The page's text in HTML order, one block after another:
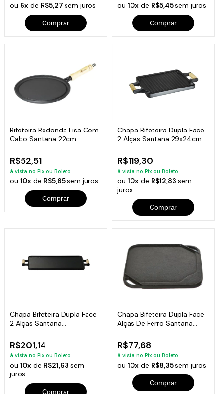
ou 6x de R$5,27sem juros
Comprar
ou 10xde R$5,45sem juros
Comprar
Bifeteira Redonda Lisa Com
Cabo Santana 22cm
R$52,51
à vista no Pix ou Boleto
ou10x de R$5,65sem juros
Comprar
Chapa Bifeteira Dupla Face
2 Alças Santana 29x24cm
R$119,30
à vista no Pix ou Boleto
ou 10xde R$12,83 sem
juros
Comprar
Chapa Bifeteira Dupla Face
2 Alças Santana
R$201,14
à vista no Pix ou Boleto
ou10x de R$21,63sem
juros
Comprar
Chapa Bifeteira Dupla Face
Alças De Ferro Santana
R$77,68
à vista no Pix ou Boleto
ou 10xde R$8,35sem juros
Comprar